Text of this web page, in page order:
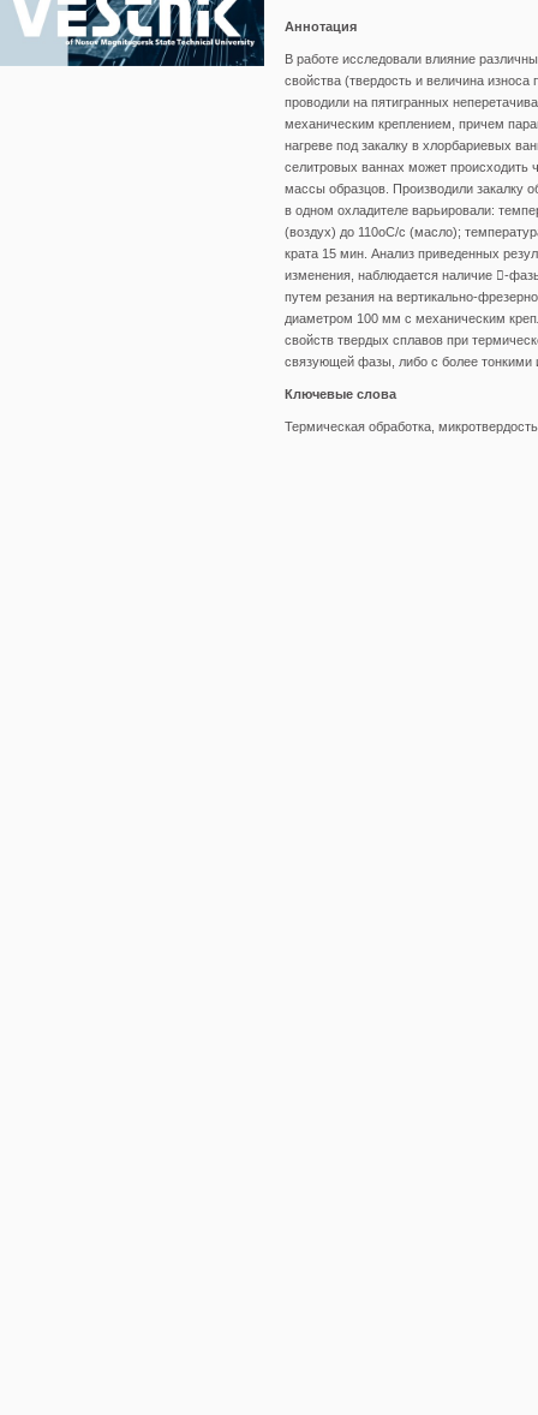
Аннотация
В работе исследовали влияние
свойства (твердость и величина
проводили на пятигранных
механическим креплением, причем
нагреве под закалку в хлорбариевых
селитровых ваннах может происходить
массы образцов. Производили закалку
в одном охладителе варьировали:
(воздух) до 110оС/с (масло);
крата 15 мин. Анализ приведенных
изменения, наблюдается наличие -
путем резания на вертикально-
диаметром 100 мм с механическим
свойств твердых сплавов при
связующей фазы, либо с более тонкими
Ключевые слова
Термическая обработка,